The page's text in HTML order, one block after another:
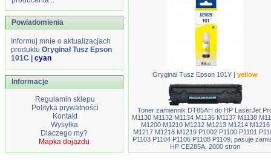
Powiadomienia
Informuj mnie o aktualizacjach
produktu Oryginał Tusz Epson
101C | cyan
Informacje
Regulamin sklepu
Polityka prywatności
Kontakt
Wysyłka
Dlaczego my?
Mapka dojazdu
Oryginał Tusz Epson 101Y | yellow
Toner zamiennik DT85AH do HP LaserJet
M1130 M1132 M1134 M1136 M1137 M1138
M1200 M1210 M1212 M1213 M1214 M1216
M1217 M1218 M1219 P1002 P1100 P1101
P1103 P1104 P1106 P1108 P1109, pasuje
HP CE285A, 2000 stron